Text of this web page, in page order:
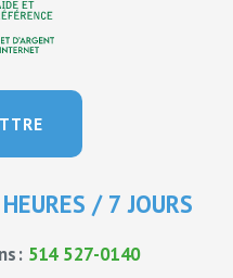
/ 7 JOURS
514 527-0140